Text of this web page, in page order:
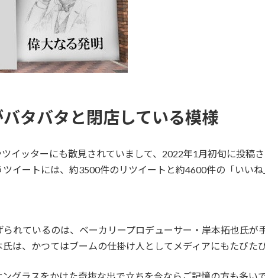
タバタと閉店している模様
イッターにも散見されていまして、2022年1月初旬に投稿
イートには、約3500件のリツイートと約4600件の「いい
れているのは、ベーカリープロデューサー・岸本拓也氏
は、かつてはブームの仕掛け人としてメディアにもたびた
グラスをかけた奇抜な出で立ちを今ならご記憶の方も多い